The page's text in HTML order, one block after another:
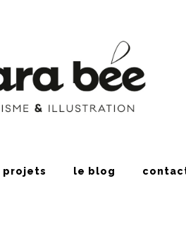
projets le blog